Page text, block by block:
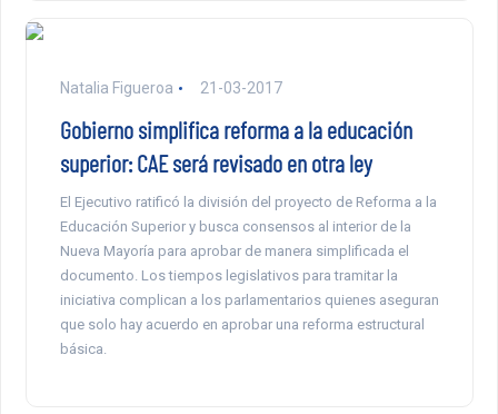
Natalia Figueroa 21-03-2017
Gobierno simplifica reforma a la educación
superior: CAE será revisado en otra ley
El Ejecutivo ratificó la división del proyecto de Reforma a la
Educación Superior y busca consensos al interior de la
Nueva Mayoría para aprobar de manera simplificada el
documento. Los tiempos legislativos para tramitar la
iniciativa complican a los parlamentarios quienes aseguran
que solo hay acuerdo en aprobar una reforma estructural
básica.